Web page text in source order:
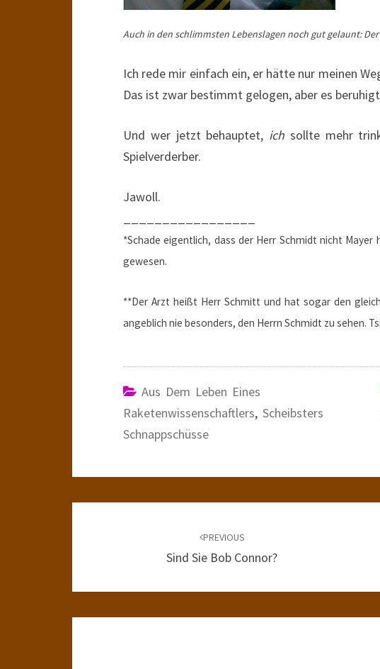
Auch in den schlimmsten Lebenslagen noch gut gelaunt:
Ich rede mir einfach ein, er hätte nur meinen
Das ist zwar bestimmt gelogen, aber es
Und wer jetzt behauptet, ich sollte mehr
Spielverderber.
Jawoll.
*Schade eigentlich, dass der Herr Schmidt nicht
gewesen.
**Der Arzt heißt Herr Schmitt und hat sogar den
angeblich nie besonders, den Herrn Schmidt zu sehen.
Aus Dem Leben Eines
Raketenwissenschaftlers, Scheibsters
Schnappschüsse
PREVIOUS
Sind Sie Bob Connor?